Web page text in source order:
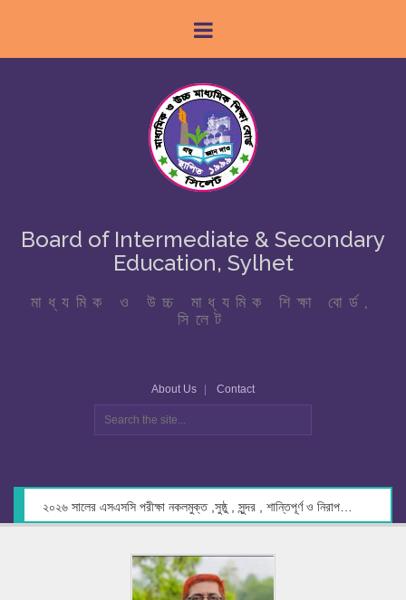
Board of Intermediate & Secondary
Education, Sylhet
মাধ্যমিক ও উচ্চ মাধ্যমিক শিক্ষা বোর্ড,
সিলেট
About Us Contact